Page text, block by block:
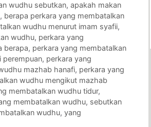
wudhu sebutkan, apakah makan
, berapa perkara yang membatalkan
wudhu menurut imam syafii,
wudhu, perkara yang
berapa, perkara yang membatalkan
perempuan, perkara yang
mazhab hanafi, perkara yang
wudhu mengikut mazhab
membatalkan wudhu tidur,
membatalkan wudhu, sebutkan
wudhu, yang